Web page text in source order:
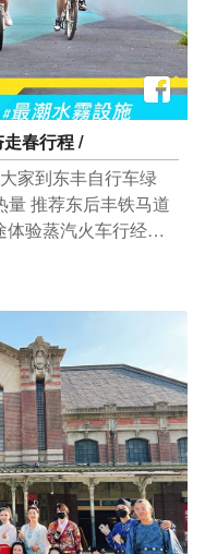
春行程 /
家到东丰自行车绿
量 推荐东后丰铁马道
体验蒸汽火车行经时
桥 在特色休憩据点
受微风徐徐 欣赏自然
道四号旁的东丰自行
马道均有租车业者提